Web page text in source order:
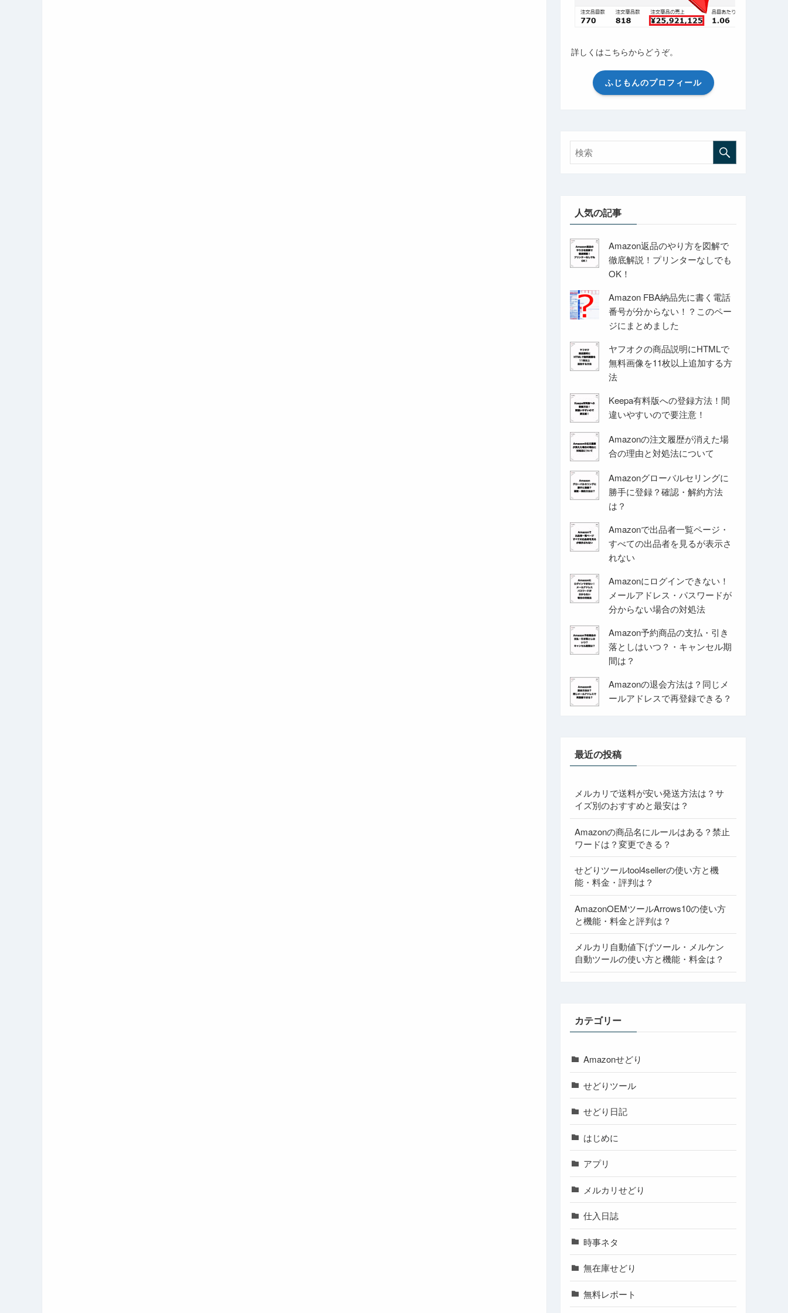
詳しくはこちらからどうぞ。
ふじもんのプロフィール
人気の記事
Amazon返品のやり方を図解で
徹底解説！プリンターなしでも
OK！
Amazon FBA納品先に書く電話
番号が分からない！？このペー
ジにまとめました
ヤフオクの商品説明にHTMLで
無料画像を11枚以上追加する方
法
Keepa有料版への登録方法！間
違いやすいので要注意！
Amazonの注文履歴が消えた場
合の理由と対処法について
Amazonグローバルセリングに
勝手に登録？確認・解約方法
は？
Amazonで出品者一覧ページ・
すべての出品者を見るが表示さ
れない
Amazonにログインできない！
メールアドレス・パスワードが
分からない場合の対処法
Amazon予約商品の支払・引き
落としはいつ？・キャンセル期
間は？
Amazonの退会方法は？同じメ
ールアドレスで再登録できる？
最近の投稿
メルカリで送料が安い発送方法は？サ
イズ別のおすすめと最安は？
Amazonの商品名にルールはある？禁止
ワードは？変更できる？
せどりツールtool4sellerの使い方と機
能・料金・評判は？
AmazonOEMツールArrows10の使い方
と機能・料金と評判は？
メルカリ自動値下げツール・メルケン
自動ツールの使い方と機能・料金は？
カテゴリー
Amazonせどり
せどりツール
せどり日記
はじめに
アプリ
メルカリせどり
仕入日誌
時事ネタ
無在庫せどり
無料レポート